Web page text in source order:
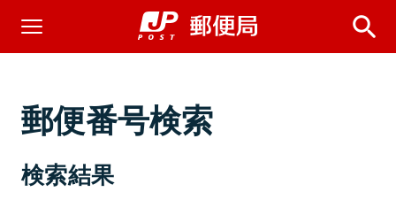
郵便番号検索
検索結果